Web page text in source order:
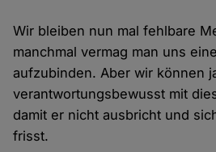
Wir bleiben nun mal fehlbare
manchmal vermag man uns
aufzubinden. Aber wir können
verantwortungsbewusst mit
damit er nicht ausbricht und
frisst.